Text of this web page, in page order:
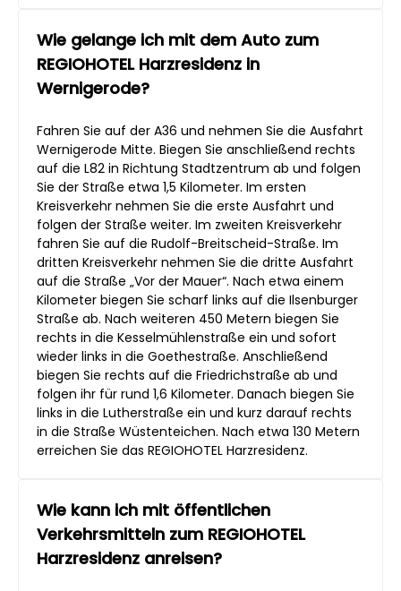
Wie gelange ich mit dem Auto zum
REGIOHOTEL Harzresidenz in
Wernigerode?
Fahren Sie auf der A36 und nehmen Sie die Ausfahrt
Wernigerode Mitte. Biegen Sie anschließend rechts
auf die L82 in Richtung Stadtzentrum ab und folgen
Sie der Straße etwa 1,5 Kilometer. Im ersten
Kreisverkehr nehmen Sie die erste Ausfahrt und
folgen der Straße weiter. Im zweiten Kreisverkehr
fahren Sie auf die Rudolf-Breitscheid-Straße. Im
dritten Kreisverkehr nehmen Sie die dritte Ausfahrt
auf die Straße „Vor der Mauer“. Nach etwa einem
Kilometer biegen Sie scharf links auf die Ilsenburger
Straße ab. Nach weiteren 450 Metern biegen Sie
rechts in die Kesselmühlenstraße ein und sofort
wieder links in die Goethestraße. Anschließend
biegen Sie rechts auf die Friedrichstraße ab und
folgen ihr für rund 1,6 Kilometer. Danach biegen Sie
links in die Lutherstraße ein und kurz darauf rechts
in die Straße Wüstenteichen. Nach etwa 130 Metern
erreichen Sie das REGIOHOTEL Harzresidenz.
Wie kann ich mit öffentlichen
Verkehrsmitteln zum REGIOHOTEL
Harzresidenz anreisen?